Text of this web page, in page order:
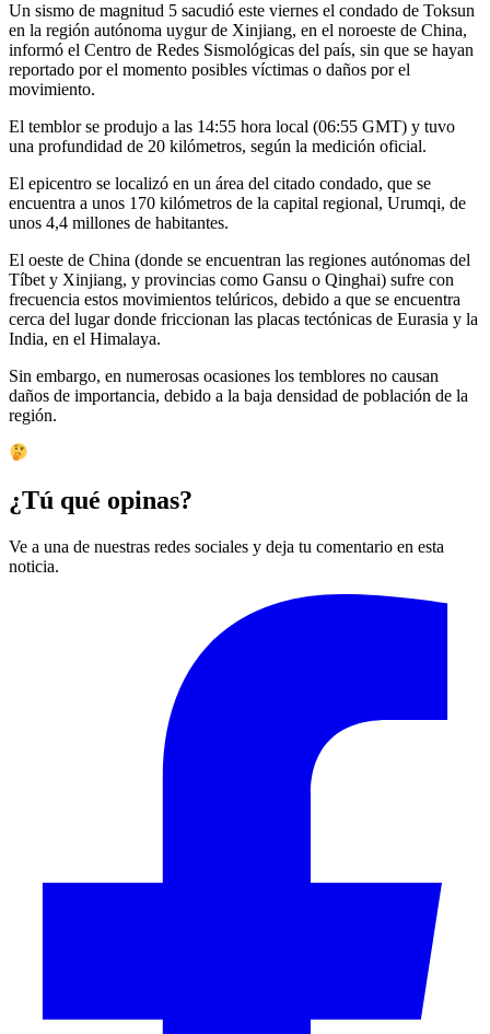
Un sismo de magnitud 5 sacudió este viernes el condado de Toksun
en la región autónoma uygur de Xinjiang, en el noroeste de China,
informó el Centro de Redes Sismológicas del país, sin que se hayan
reportado por el momento posibles víctimas o daños por el
movimiento.
El temblor se produjo a las 14:55 hora local (06:55 GMT) y tuvo
una profundidad de 20 kilómetros, según la medición oficial.
El epicentro se localizó en un área del citado condado, que se
encuentra a unos 170 kilómetros de la capital regional, Urumqi, de
unos 4,4 millones de habitantes.
El oeste de China (donde se encuentran las regiones autónomas del
Tíbet y Xinjiang, y provincias como Gansu o Qinghai) sufre con
frecuencia estos movimientos telúricos, debido a que se encuentra
cerca del lugar donde friccionan las placas tectónicas de Eurasia y la
India, en el Himalaya.
Sin embargo, en numerosas ocasiones los temblores no causan
daños de importancia, debido a la baja densidad de población de la
región.
¿Tú qué opinas?
Ve a una de nuestras redes sociales y deja tu comentario en esta
noticia.